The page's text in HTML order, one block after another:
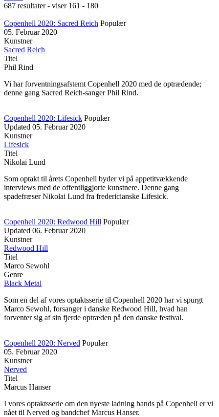
687 resultater - viser 161 - 180
Copenhell 2020: Sacred Reich Populær
05. Februar 2020
Kunstner
Sacred Reich
Titel
Phil Rind
Vi har forventningsafstemt Copenhell 2020 med de optrædende;
denne gang Sacred Reich-sanger Phil Rind.
Copenhell 2020: Lifesick Populær
Updated 05. Februar 2020
Kunstner
Lifesick
Titel
Nikolai Lund
Som optakt til årets Copenhell byder vi på appetitvækkende
interviews med de offentliggjorte kunstnere. Denne gang
spadefræser Nikolai Lund fra fredericianske Lifesick.
Copenhell 2020: Redwood Hill Populær
Updated 06. Februar 2020
Kunstner
Redwood Hill
Titel
Marco Sewohl
Genre
Black Metal
Som en del af vores optaktsserie til Copenhell 2020 har vi spurgt
Marco Sewohl, forsanger i danske Redwood Hill, hvad han
forventer sig af sin fjerde optræden på den danske festival.
Copenhell 2020: Nerved Populær
05. Februar 2020
Kunstner
Nerved
Titel
Marcus Hanser
I vores optaktsserie om den nyeste ladning bands på Copenhell er vi
nået til Nerved og bandchef Marcus Hanser.